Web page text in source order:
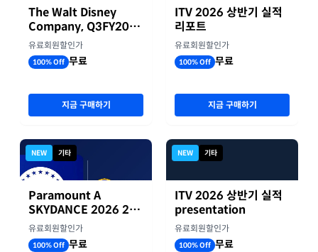
The Walt Disney
Company, Q3FY2026
실적자료
유료회원할인가
100% Off 무료
지금 구매하기
NEW 기타
Paramount A
SKYDANCE 2026 2분
기 실적
유료회원할인가
100% Off 무료
ITV 2026 상반기 실적
리포트
유료회원할인가
100% Off 무료
지금 구매하기
NEW 기타
ITV 2026 상반기 실적
presentation
유료회원할인가
100% Off 무료